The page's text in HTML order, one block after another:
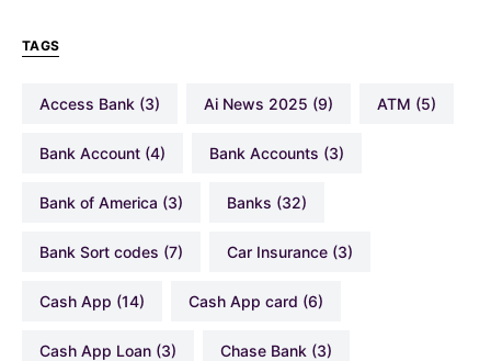
TAGS
Access Bank (3) Ai News 2025 (9) ATM (5)
Bank Account (4) Bank Accounts (3)
Bank of America (3) Banks (32)
Bank Sort codes (7) Car Insurance (3)
Cash App (14) Cash App card (6)
Cash App Loan (3) Chase Bank (3)